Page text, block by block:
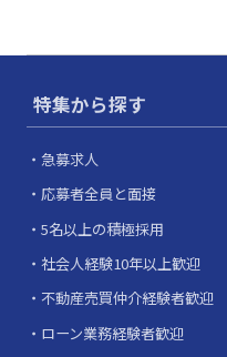
特集から探す
急募求人
応募者全員と面接
5名以上の積極採用
社会人経験10年以上歓迎
不動産売買仲介経験者歓迎
ローン業務経験者歓迎